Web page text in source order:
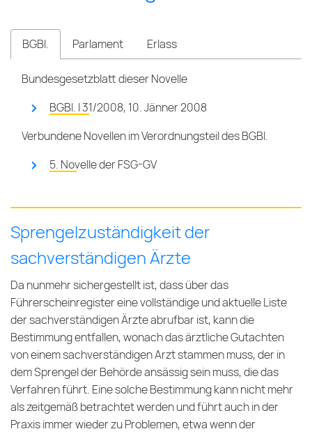
BGBl. Parlament Erlass
Bundesgesetzblatt dieser Novelle
BGBl. I 31/2008, 10. Jänner 2008
Verbundene Novellen im Verordnungsteil des BGBl.
5. Novelle der FSG-GV
Sprengelzuständigkeit der
sachverständigen Ärzte
Da nunmehr sichergestellt ist, dass über das
Führerscheinregister eine vollständige und aktuelle Liste
der sachverständigen Ärzte abrufbar ist, kann die
Bestimmung entfallen, wonach das ärztliche Gutachten
von einem sachverständigen Arzt stammen muss, der in
dem Sprengel der Behörde ansässig sein muss, die das
Verfahren führt. Eine solche Bestimmung kann nicht mehr
als zeitgemäß betrachtet werden und führt auch in der
Praxis immer wieder zu Problemen, etwa wenn der